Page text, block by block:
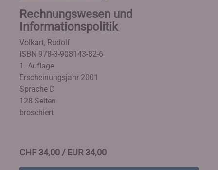
Rechnungswesen und
Informationspolitik
Volkart, Rudolf
ISBN 978-3-908143-82-6
1. Auflage
Erscheinungsjahr 2001
Sprache D
128 Seiten
broschiert
CHF 34,00 / EUR 34,00